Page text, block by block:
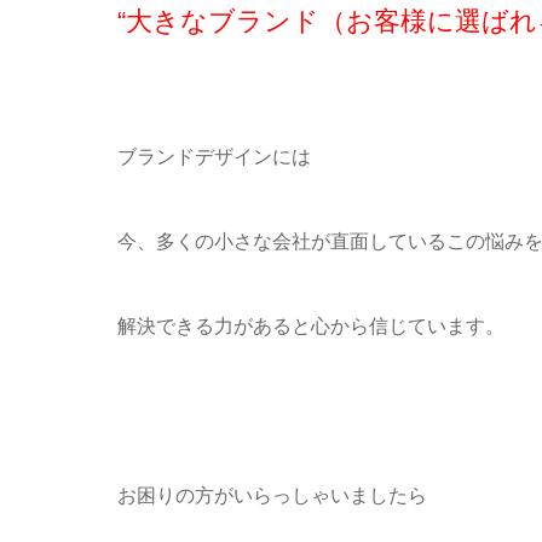
“大きなブランド（お客様に選ば
ブランドデザインには
今、多くの小さな会社が直面しているこの悩みを
解決できる力があると心から信じています。
お困りの方がいらっしゃいましたら